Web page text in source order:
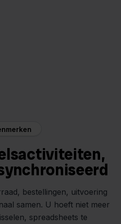
bestellingen, uitvoering
samen. U hoeft niet meer
spreadsheets te